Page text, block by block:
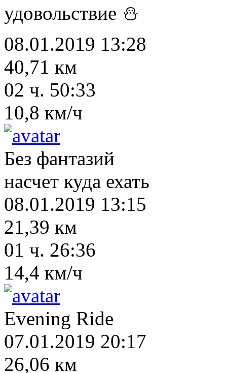
удовольствие ⛄
08.01.2019 13:28
40,71 км
02 ч. 50:33
10,8 км/ч
Без фантазий
насчет куда ехать
08.01.2019 13:15
21,39 км
01 ч. 26:36
14,4 км/ч
Evening Ride
07.01.2019 20:17
26,06 км